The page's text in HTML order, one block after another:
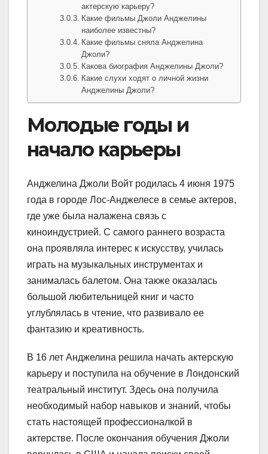
актерскую карьеру?
Какие фильмы Джоли Анджелины
наиболее известны?
Какие фильмы сняла Анджелина
Джоли?
Какова биография Анджелины Джоли?
Какие слухи ходят о личной жизни
Анджелины Джоли?
Молодые годы и
начало карьеры
Анджелина Джоли Войт родилась 4 июня 1975
года в городе Лос-Анджелесе в семье актеров,
где уже была налажена связь с
киноиндустрией. С самого раннего возраста
она проявляла интерес к искусству, училась
играть на музыкальных инструментах и
занималась балетом. Она также оказалась
большой любительницей книг и часто
углублялась в чтение, что развивало ее
фантазию и креативность.
В 16 лет Анджелина решила начать актерскую
карьеру и поступила на обучение в Лондонский
театральный институт. Здесь она получила
необходимый набор навыков и знаний, чтобы
стать настоящей профессионалкой в
актерстве. После окончания обучения Джоли